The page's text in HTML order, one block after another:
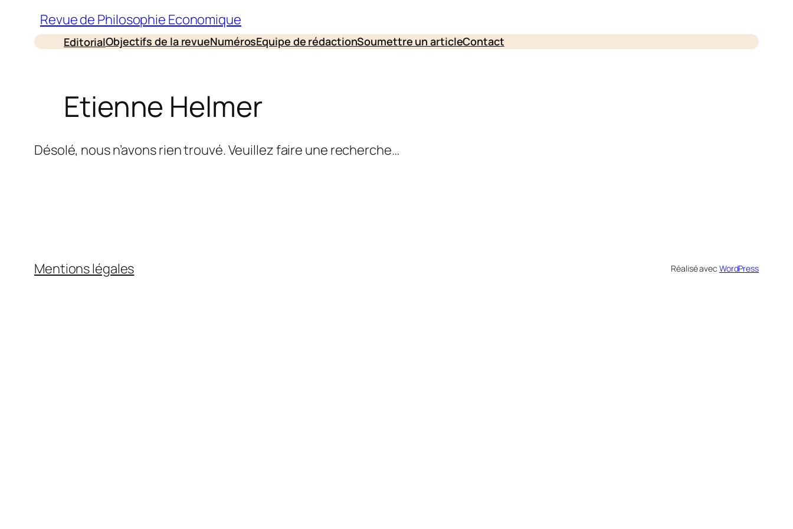
contenu
Revue de Philosophie Economique
EditorialObjectifs de la revueNumérosEquipe de rédactionSoumettre un articleContact
Etienne Helmer
Désolé, nous n’avons rien trouvé. Veuillez faire une recherche…
Mentions légales Réalisé avec WordPress